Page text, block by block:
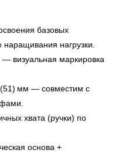
базовых
нагрузки.
визуальная маркировка
мм — совместим с
хвата (ручки) по
основа +